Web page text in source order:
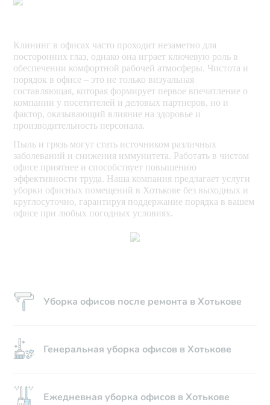
Клининг в офисах часто проходит незаметно для
посторонних глаз, однако она играет ключевую роль в
обеспечении комфортной рабочей атмосферы. Чистота и
порядок в офисе – это не только визуальная
составляющая, которая формирует первое впечатление о
компании у посетителей и деловых партнеров, но и
фактор, оказывающий влияние на здоровье и
производительность персонала.
Пыль и грязь могут стать источником различных
заболеваний и снижения иммунитета. Работать в чистом
офисе приятнее и способствует повышению
эффективности труда. Наша компания предлагает услуги
уборки офисных помещений в Хотькове без выходных и
круглосуточно, гарантируя поддержание порядка в вашем
офисе при любых погодных условиях.
Уборка офисов после ремонта в Хотькове
Генеральная уборка офисов в Хотькове
Ежедневная уборка офисов в Хотькове